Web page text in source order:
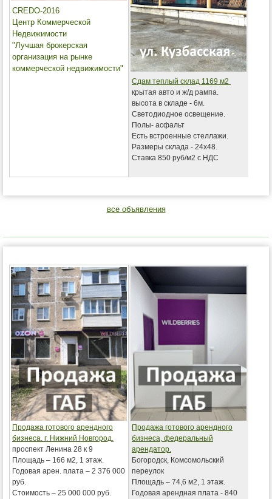
CREDO-2016
Центр Коммерческой
Недвижимости
"Лучшая брокерская
организация на рынке
коммерческой недвижимости"
Сдам теплый склад 1169 м2
крытая авто и ж/д рампа.
высота в складе - 6м.
Светодиодное освещение.
Полы- асфальт
Есть встроенные стеллажи.
Размеры склада - 24х48.
Ставка 850 руб/м2 с НДС
все объявления
Продажа готового арендного
бизнеса. г. Нижний Новгород.
проспект Ленина 28 к 9
Площадь – 166 м2, 1 этаж.
Годовая арен. плата – 2 376 000
руб.
Стоимость – 25 000 000 руб.
Продажа готового арендного
бизнеса, федеральный
арендатор.
Богородск, Комсомольский
переулок
Площадь – 74,6 м2, 1 этаж.
Годовая арендная плата - 840